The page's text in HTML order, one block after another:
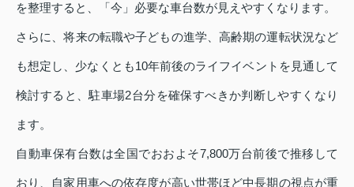
を整理すると、「今」必要な車台数が見えやすくなります。
さらに、将来の転職や子どもの進学、高齢期の運転状況など
も想定し、少なくとも10年前後のライフイベントを見通して
検討すると、駐車場2台分を確保すべきか判断しやすくなり
ます。
自動車保有台数は全国でおおよそ7,800万台前後で推移して
おり、自家用車への依存度が高い世帯ほど中長期の視点が重